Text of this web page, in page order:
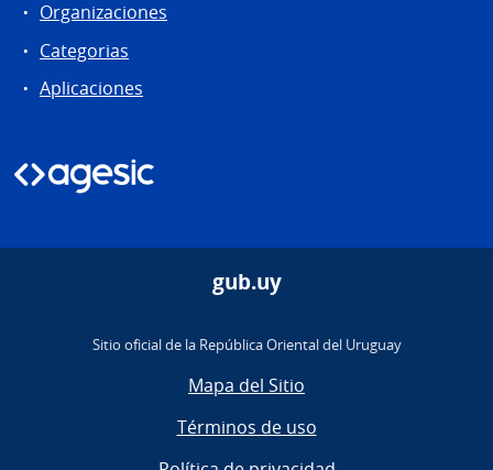
Organizaciones
Categorias
Aplicaciones
gub.uy
Sitio oficial de la República Oriental del Uruguay
Mapa del Sitio
Términos de uso